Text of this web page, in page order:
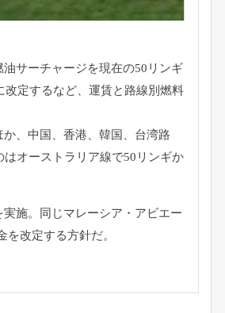
油サーチャージを現在の50リンギ
定するなど、 運賃と路線別燃料
、中国、香港、韓国、 台湾路
はオーストラリア線で50リンギか
実施。同じマレーシア・アビエー
を改定する方針だ。